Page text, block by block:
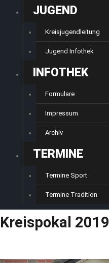
JUGEND
Kreisjugendleitung
Jugend Infothek
INFOTHEK
Formulare
Impressum
Archiv
TERMINE
Termine Sport
Termine Tradition
Kreispokal 2019